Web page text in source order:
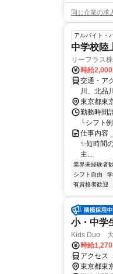
同じ企業の求
アルバイト・
中学校陸
リーフラス
時給2,000
交通・ア
川、北品
望のある
東京都東
勤務時間
└シフト
仕事内容
✨短時間
主...
業界未経験者
シフト自由
有資格者歓迎
小・中学
Kids Duo
時給
アクセス
東京都東